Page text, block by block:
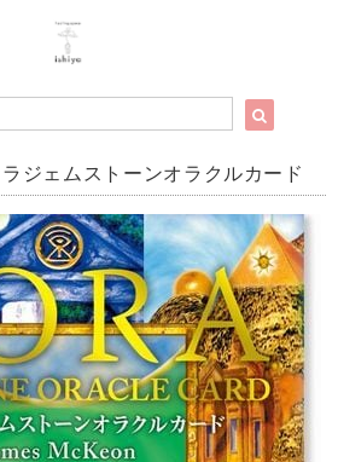
ラジェムストーンオラクルカード